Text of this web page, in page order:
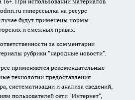
гиперссылка на ресурс
будут применены нормы
и смежных правах.
за комментарии
рубрики "народные новости".
применяются рекомендательные
технологии предоставления
систематизации и анализа сведений,
пользователей сети "Интернет",